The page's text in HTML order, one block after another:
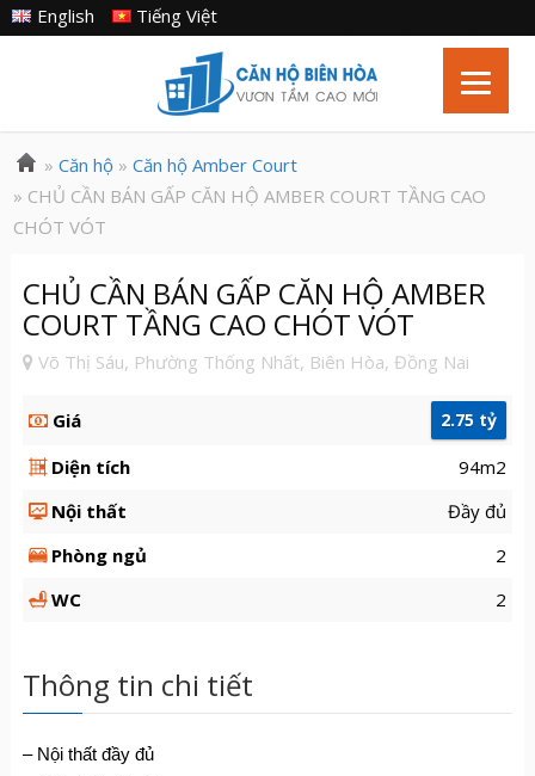
Tiếng Việt
English
» Căn hộ» Căn hộ Amber Court
» CHỦ CẦN BÁN GẤP CĂN HỘ AMBER COURT TẦNG CAO
CHÓT VÓT
CHỦ CẦN BÁN GẤP CĂN HỘ AMBER
COURT TẦNG CAO CHÓT VÓT
Võ Thị Sáu, Phường Thống Nhất, Biên Hòa, Đồng Nai
Giá 2.75 tỷ
Diện tích
94m2
Nội thất
Đầy đủ
Phòng ngủ
2
WC
2
Thông tin chi tiết
– Nội thất đầy đủ